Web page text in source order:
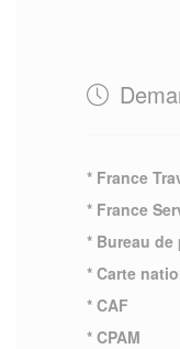
* France
* France
* Bureau de
* Carte
* CAF
* CPAM